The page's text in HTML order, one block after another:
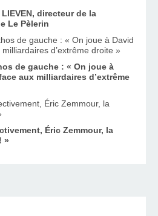
directeur de la
Le Pèlerin
de gauche : « On joue à
aux milliardaires d’extrême
Éric Zemmour, la
»